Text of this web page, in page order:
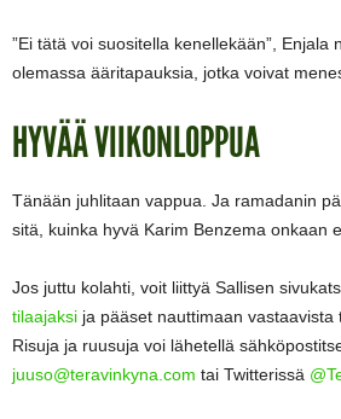
”Ei tätä voi suositella kenellekään”, Enjala
olemassa ääritapauksia, jotka voivat
HYVÄÄ VIIKONLOPPUA
Tänään juhlitaan vappua. Ja ramadanin
sitä, kuinka hyvä Karim Benzema onkaan
Jos juttu kolahti, voit liittyä Sallisen
tilaajaksi ja pääset nauttimaan vastaavista
Risuja ja ruusuja voi lähetellä
juuso@teravinkyna.com tai Twitterissä